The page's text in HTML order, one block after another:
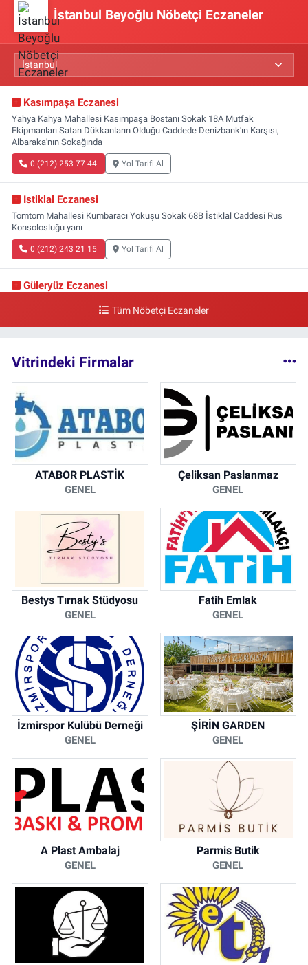
İstanbul Beyoğlu Nöbetçi Eczaneler
Kasımpaşa Eczanesi
Yahya Kahya Mahallesi Kasımpaşa Bostanı Sokak 18A Mutfak
Ekipmanları Satan Dükkanların Olduğu Caddede Denizbank'ın Karşısı,
Albaraka'nın Sokağında
0 (212) 253 77 44 Yol Tarifi Al
Istiklal Eczanesi
Tomtom Mahallesi Kumbaracı Yokuşu Sokak 68B İstiklal Caddesi Rus
Konsolosluğu yanı
0 (212) 243 21 15 Yol Tarifi Al
Güleryüz Eczanesi
kalaycıbahçe Meydana DoğruTüm Nöbetçi Eczaneler
Vitrindeki Firmalar
ATABOR PLASTİK
GENEL
Çeliksan Paslanmaz
GENEL
Bestys Tırnak Stüdyosu
GENEL
Fatih Emlak
GENEL
İzmirspor Kulübü Derneği
GENEL
ŞİRİN GARDEN
GENEL
A Plast Ambalaj
GENEL
Parmis Butik
GENEL